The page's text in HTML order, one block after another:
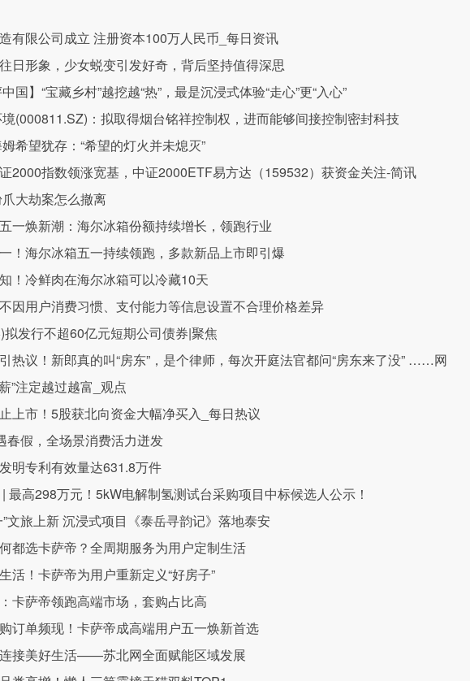
有限公司成立 注册资本100万人民币_每日资讯
日形象，少女蜕变引发好奇，背后坚持值得深思
国】“宝藏乡村”越挖越“热”，最是沉浸式体验“走心”更“入心”
(000811.SZ)：拟取得烟台铭祥控制权，进而能够间接控制密封科技
希望犹存：“希望的灯火并未熄灭”
2000指数领涨宽基，中证2000ETF易方达（159532）获资金关注-简讯
大劫案怎么撤离
一焕新潮：海尔冰箱份额持续增长，领跑行业
！海尔冰箱五一持续领跑，多款新品上市即引爆
！冷鲜肉在海尔冰箱可以冷藏10天
因用户消费习惯、支付能力等信息设置不合理价格差异
发行不超60亿元短期公司债券|聚焦
热议！新郎真的叫“房东”，是个律师，每次开庭法官都问“房东来了没” ……网
”注定越过越富_观点
上市！5股获北向资金大幅净买入_每日热议
春假，全场景消费活力迸发
明专利有效量达631.8万件
最高298万元！5kW电解制氢测试台采购项目中标候选人公示！
文旅上新 沉浸式项目《泰岳寻韵记》落地泰安
都选卡萨帝？全周期服务为用户定制生活
活！卡萨帝为用户重新定义“好房子”
卡萨帝领跑高端市场，套购占比高
订单频现！卡萨帝成高端用户五一焕新首选
接美好生活——苏北网全面赋能区域发展